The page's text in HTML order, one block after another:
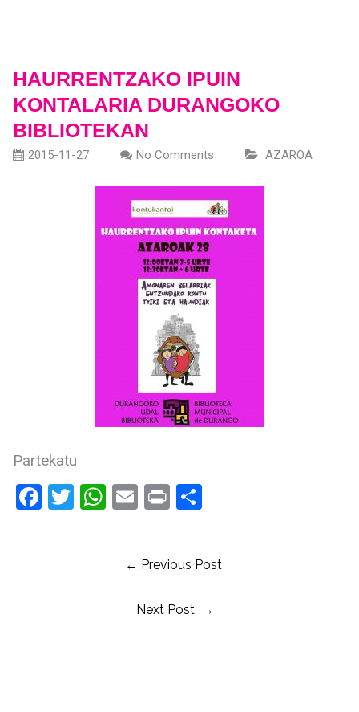
HAURRENTZAKO IPUIN
KONTALARIA DURANGOKO
BIBLIOTEKAN
2015-11-27 No Comments AZAROA
Partekatu
Facebook
Twitter
WhatsApp
Email
PrintShare
← Previous Post
Next Post →